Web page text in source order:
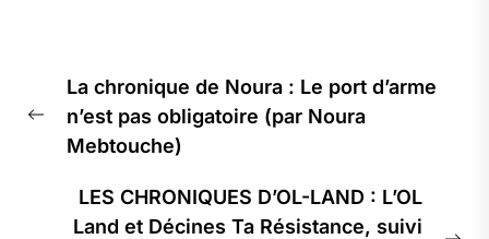
de
l’article
Previous
post:
La chronique de Noura : Le port d’arme
n’est pas obligatoire (par Noura
Mebtouche)
LES CHRONIQUES D’OL-LAND : L’OL
Land et Décines Ta Résistance, suivi